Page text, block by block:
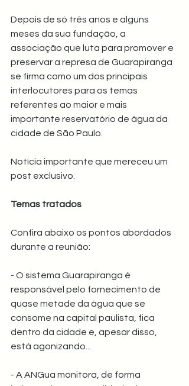
Depois de só três anos e alguns
meses da sua fundação, a
associação que luta para promover e
preservar a represa de Guarapiranga
se firma como um dos principais
interlocutores para os temas
referentes ao maior e mais
importante reservatório de água da
cidade de São Paulo.
Notícia importante que mereceu um
post exclusivo.
Temas tratados
Confira abaixo os pontos abordados
durante a reunião:
- O sistema Guarapiranga é
responsável pelo fornecimento de
quase metade da água que se
consome na capital paulista, fica
dentro da cidade e, apesar disso,
está agonizando...
- A ANGua monitora, de forma